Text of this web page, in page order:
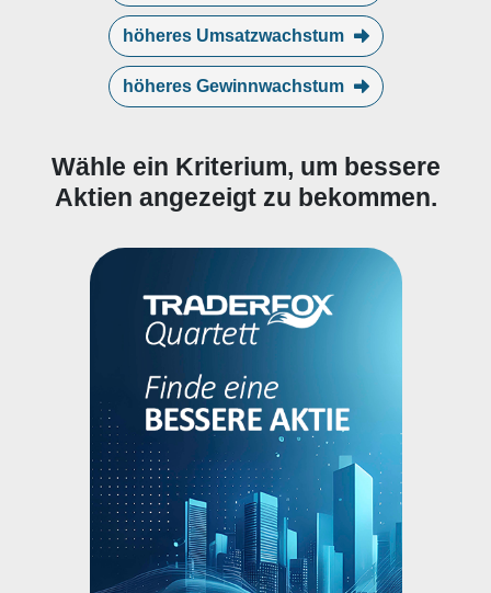
höheres Umsatzwachstum
höheres Gewinnwachstum
Wähle ein Kriterium, um bessere
Aktien angezeigt zu bekommen.